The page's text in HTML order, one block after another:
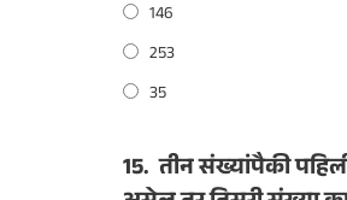
146
253
35
15. तीन संख्यांपैकी